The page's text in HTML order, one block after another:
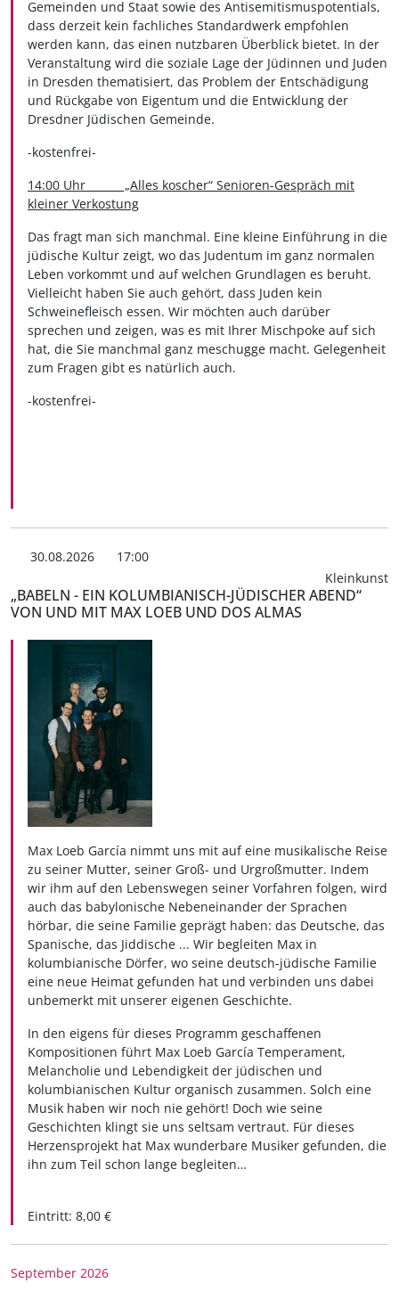
Gemeinden und Staat sowie des Antisemitismuspotentials,
dass derzeit kein fachliches Standardwerk empfohlen
werden kann, das einen nutzbaren Überblick bietet. In der
Veranstaltung wird die soziale Lage der Jüdinnen und Juden
in Dresden thematisiert, das Problem der Entschädigung
und Rückgabe von Eigentum und die Entwicklung der
Dresdner Jüdischen Gemeinde.
-kostenfrei-
14:00 Uhr „Alles koscher“ Senioren-Gespräch mit
kleiner Verkostung
Das fragt man sich manchmal. Eine kleine Einführung in die
jüdische Kultur zeigt, wo das Judentum im ganz normalen
Leben vorkommt und auf welchen Grundlagen es beruht.
Vielleicht haben Sie auch gehört, dass Juden kein
Schweinefleisch essen. Wir möchten auch darüber
sprechen und zeigen, was es mit Ihrer Mischpoke auf sich
hat, die Sie manchmal ganz meschugge macht. Gelegenheit
zum Fragen gibt es natürlich auch.
-kostenfrei-
30.08.2026
17:00
Kleinkunst
„BABELN - EIN KOLUMBIANISCH-JÜDISCHER ABEND“
VON UND MIT MAX LOEB UND DOS ALMAS
Max Loeb García nimmt uns mit auf eine musikalische Reise
zu seiner Mutter, seiner Groß- und Urgroßmutter. Indem
wir ihm auf den Lebenswegen seiner Vorfahren folgen, wird
auch das babylonische Nebeneinander der Sprachen
hörbar, die seine Familie geprägt haben: das Deutsche, das
Spanische, das Jiddische ... Wir begleiten Max in
kolumbianische Dörfer, wo seine deutsch-jüdische Familie
eine neue Heimat gefunden hat und verbinden uns dabei
unbemerkt mit unserer eigenen Geschichte.
In den eigens für dieses Programm geschaffenen
Kompositionen führt Max Loeb García Temperament,
Melancholie und Lebendigkeit der jüdischen und
kolumbianischen Kultur organisch zusammen. Solch eine
Musik haben wir noch nie gehört! Doch wie seine
Geschichten klingt sie uns seltsam vertraut. Für dieses
Herzensprojekt hat Max wunderbare Musiker gefunden, die
ihn zum Teil schon lange begleiten…
Eintritt: 8,00 €
September 2026